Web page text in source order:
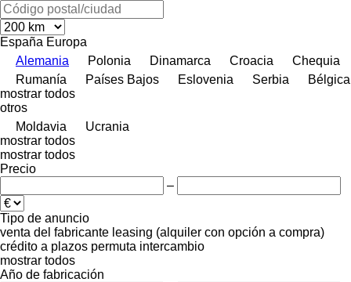
España Europa
Alemania
Polonia Dinamarca Croacia
Chequia
Rumanía
Países Bajos Eslovenia Serbia
Bélgica
mostrar todos
otros
Moldavia
Ucrania
mostrar todos
mostrar todos
Precio
–
Tipo de anuncio
venta del fabricante leasing (alquiler con opción a compra)
crédito a plazos permuta intercambio
mostrar todos
Año de fabricación